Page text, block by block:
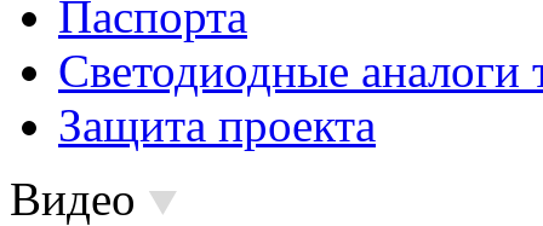
Паспорта
Светодиодные аналоги
Защита проекта
Видео